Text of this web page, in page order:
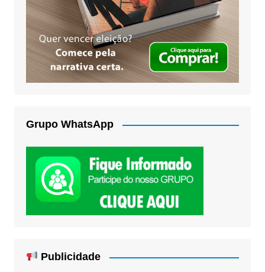
Grupo WhatsApp
Publicidade